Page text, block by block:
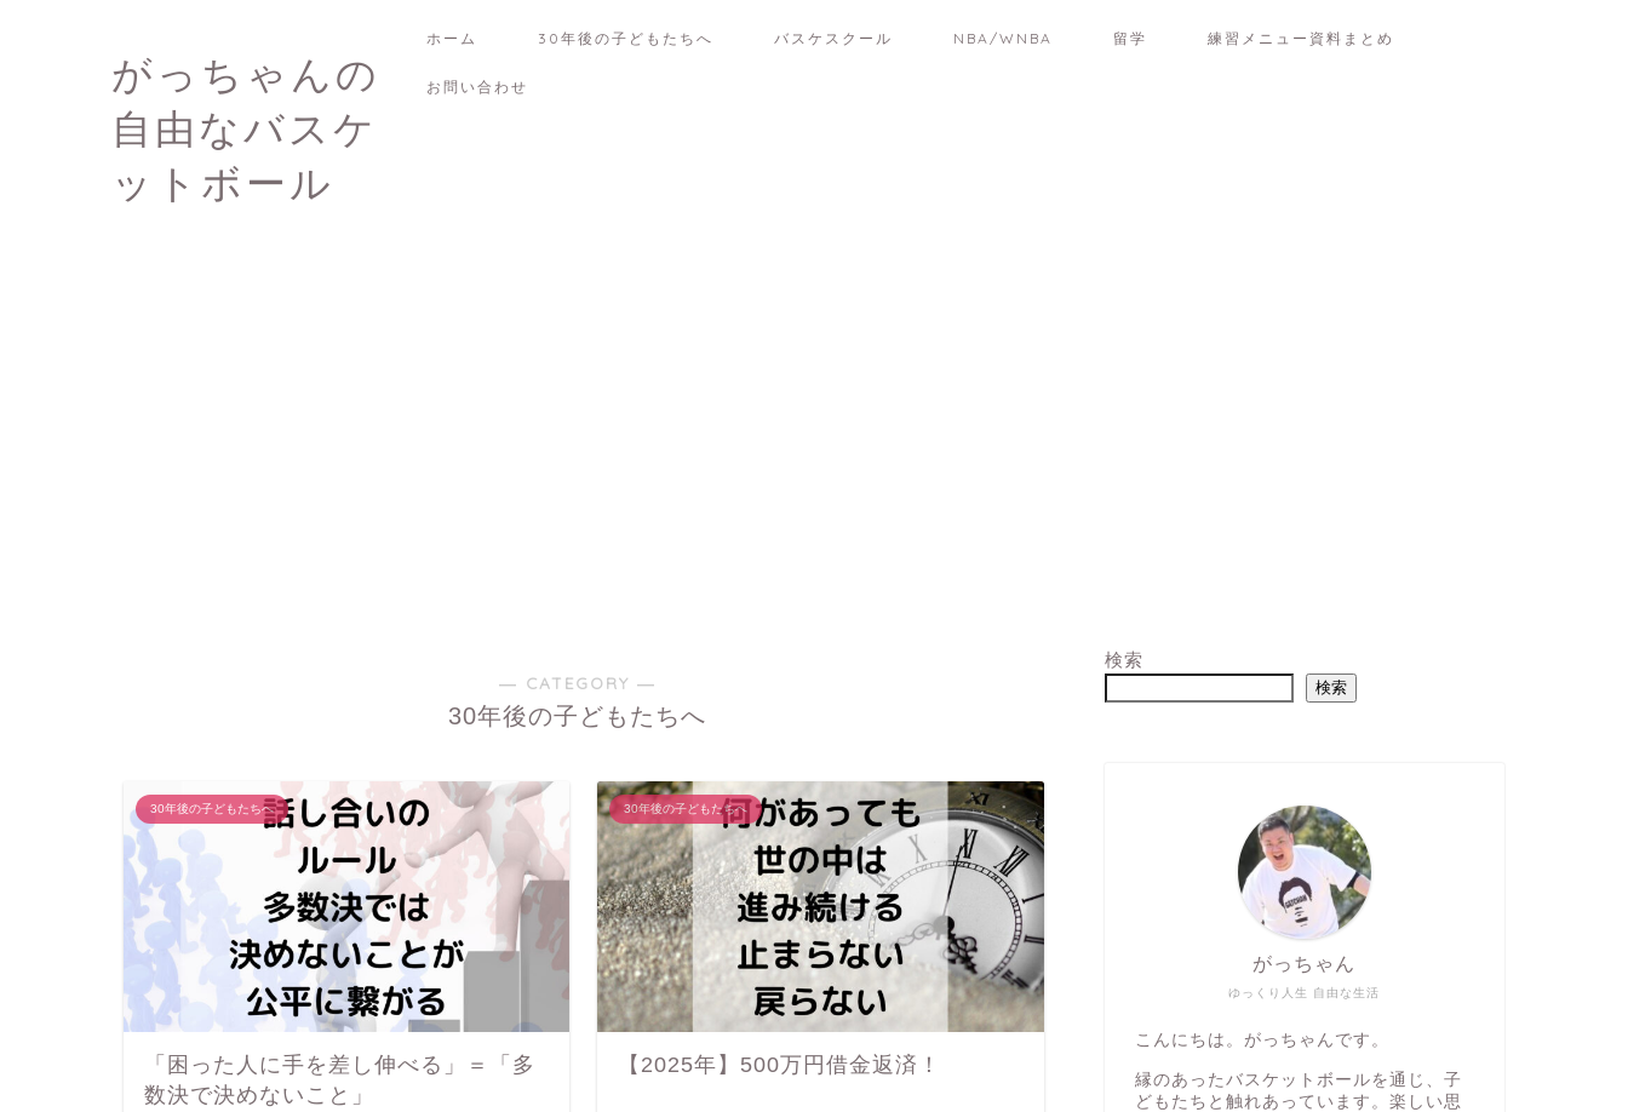
がっちゃんの
自由なバスケ
ットボール
ホーム 30年後の子どもたちへ バスケスクール NBA/WNBA 留学 練習メニュー資料まとめ
お問い合わせ
― CATEGORY ―
30年後の子どもたちへ
30年後の子どもたちへ
「困った人に手を差し伸べる」＝「多
数決で決めないこと」
30年後の子どもたちへ
【2025年】500万円借金返済！
検索
検索
ゆっくり人生 自由な生活
がっちゃん
こんにちは。がっちゃんです。
縁のあったバスケットボールを通じ、子
どもたちと触れあっています。楽しい思